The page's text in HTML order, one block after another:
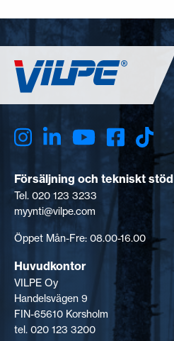
Försäljning och tekniskt stöd
Tel. 020 123 3233
myynti@vilpe.com
Öppet Mån-Fre: 08.00-16.00
Huvudkontor
VILPE Oy
Handelsvägen 9
FIN-65610 Korsholm
tel. 020 123 3200